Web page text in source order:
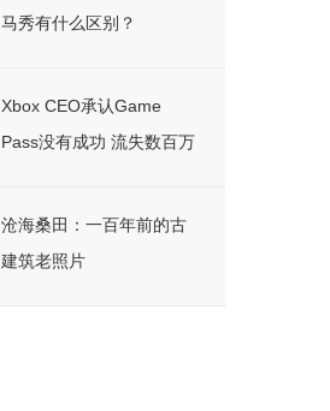
马秀有什么区别？
Xbox CEO承认Game
Pass没有成功 流失数百万
沧海桑田：一百年前的古
建筑老照片